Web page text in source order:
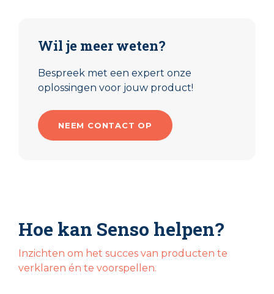
Wil je meer weten?
Bespreek met een expert onze
oplossingen voor jouw product!
NEEM CONTACT OP
Hoe kan Senso helpen?
Inzichten om het succes van producten te
verklaren én te voorspellen.